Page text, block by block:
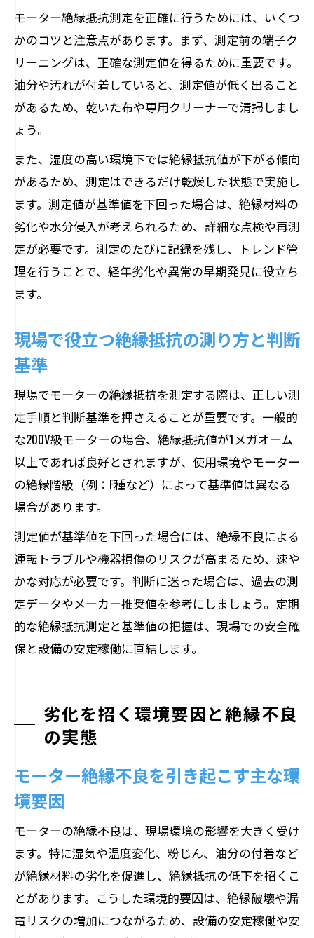
モーター絶縁抵抗測定を正確に行うためには、いくつ
かのコツと注意点があります。まず、測定前の端子ク
リーニングは、正確な測定値を得るために重要です。
油分や汚れが付着していると、測定値が低く出ること
があるため、乾いた布や専用クリーナーで清掃しまし
ょう。
また、湿度の高い環境下では絶縁抵抗値が下がる傾向
があるため、測定はできるだけ乾燥した状態で実施し
ます。測定値が基準値を下回った場合は、絶縁材料の
劣化や水分侵入が考えられるため、詳細な点検や再測
定が必要です。測定のたびに記録を残し、トレンド管
理を行うことで、経年劣化や異常の早期発見に役立ち
ます。
現場で役立つ絶縁抵抗の測り方と判断
基準
現場でモーターの絶縁抵抗を測定する際は、正しい測
定手順と判断基準を押さえることが重要です。一般的
な200V級モーターの場合、絶縁抵抗値が1メガオーム
以上であれば良好とされますが、使用環境やモーター
の絶縁階級（例：F種など）によって基準値は異なる
場合があります。
測定値が基準値を下回った場合には、絶縁不良による
運転トラブルや機器損傷のリスクが高まるため、速や
かな対応が必要です。判断に迷った場合は、過去の測
定データやメーカー推奨値を参考にしましょう。定期
的な絶縁抵抗測定と基準値の把握は、現場での安全確
保と設備の安定稼働に直結します。
劣化を招く環境要因と絶縁不良
の実態
モーター絶縁不良を引き起こす主な環
境要因
モーターの絶縁不良は、現場環境の影響を大きく受け
ます。特に湿気や温度変化、粉じん、油分の付着など
が絶縁材料の劣化を促進し、絶縁抵抗の低下を招くこ
とがあります。こうした環境的要因は、絶縁破壊や漏
電リスクの増加につながるため、設備の安定稼働や安